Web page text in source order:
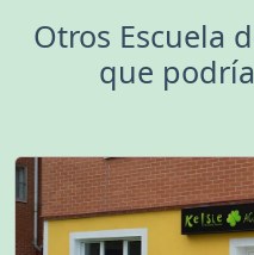
Otros Escuela
que